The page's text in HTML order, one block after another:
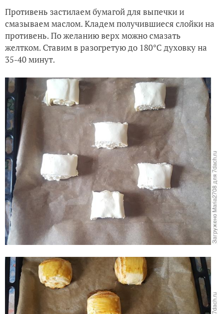
Противень застилаем бумагой для выпечки и
смазываем маслом. Кладем получившиеся слойки на
противень. По желанию верх можно смазать
желтком. Ставим в разогретую до 180°C духовку на
35-40 минут.